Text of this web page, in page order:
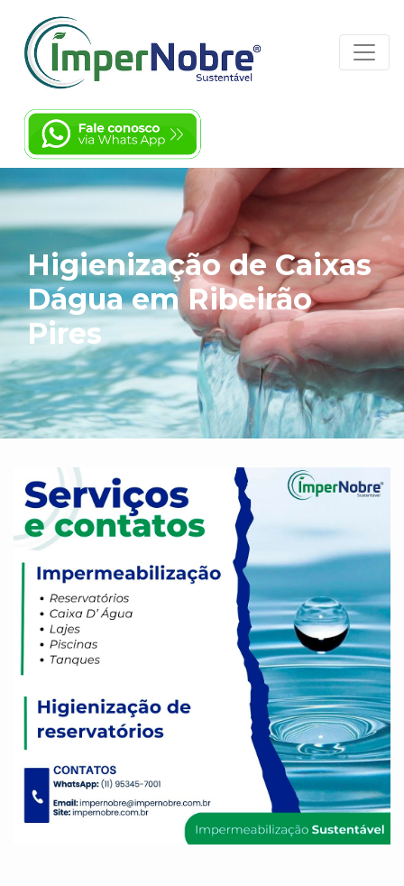
Higienização de Caixas
Dágua em Ribeirão
Pires